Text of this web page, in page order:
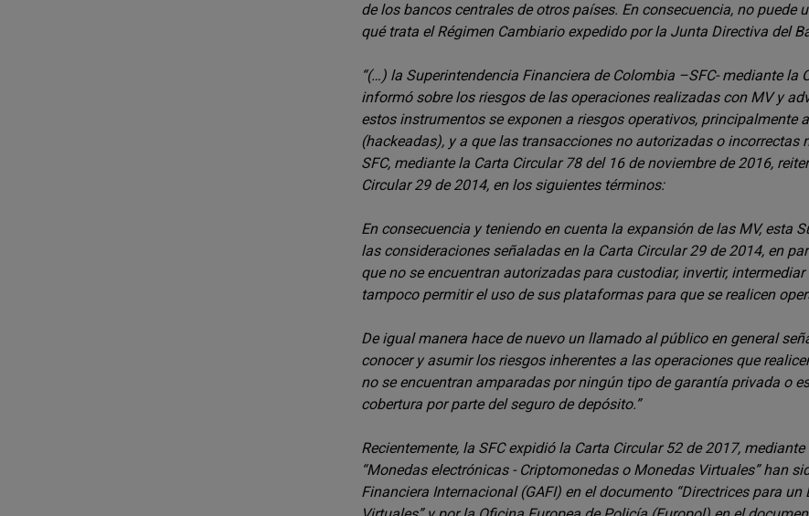
de los bancos centrales de otros países. En consecuencia, no puede
qué trata el Régimen Cambiario expedido por la Junta Directiva del
“(…) la Superintendencia Financiera de Colombia –SFC- mediante la
informó sobre los riesgos de las operaciones realizadas con MV y
estos instrumentos se exponen a riesgos operativos, principalmente
(hackeadas), y a que las transacciones no autorizadas o incorrectas
SFC, mediante la Carta Circular 78 del 16 de noviembre de 2016,
Circular 29 de 2014, en los siguientes términos:
En consecuencia y teniendo en cuenta la expansión de las MV, esta
las consideraciones señaladas en la Carta Circular 29 de 2014, en
que no se encuentran autorizadas para custodiar, invertir,
tampoco permitir el uso de sus plataformas para que se realicen
De igual manera hace de nuevo un llamado al público en general
conocer y asumir los riesgos inherentes a las operaciones que
no se encuentran amparadas por ningún tipo de garantía privada o
cobertura por parte del seguro de depósito.”
Recientemente, la SFC expidió la Carta Circular 52 de 2017,
“Monedas electrónicas - Criptomonedas o Monedas Virtuales” han
Financiera Internacional (GAFI) en el documento “Directrices para